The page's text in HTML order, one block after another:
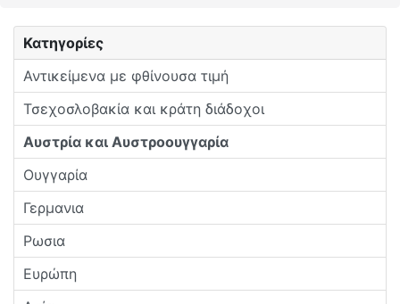
Κατηγορίες
Αντικείμενα με φθίνουσα τιμή
Τσεχοσλοβακία και κράτη διάδοχοι
Αυστρία και Αυστροουγγαρία
Ουγγαρία
Γερμανια
Ρωσια
Ευρώπη